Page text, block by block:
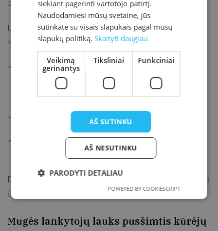
pasiimti namo tą pačią dieną.
Dirbtuvėse naudojamos įvairios priemonės, kurios leidžia
kiekvienam atrasti savo stilių:
mineralinė derva (greitai stingstantis gipso
pagrindo mišinys su akmens masės užpildų
turiniu);
spalvų pigmentai;
blizgučiai, dekoratyvinė folija, spalvoti
akmenėliai ir kiti dekoratyviniai elementai.
Dirbtuves ves ir visomis priemonėmis pasirūpins
„Spalvota
detalė“
Mugės lankytojų lauks pusšimtis kūrėjų
siekiant pagerinti vartotojo patirtį.
Naudodamiesi mūsų svetaine, jūs
sutinkate su visais slapukais pagal mūsų
slapukų politiką.Skaityti daugiau
Veikimą
gerinantys
Tiksliniai Funkciniai
AŠ SUTINKU
AŠ NESUTINKU
PARODYTI DETALIAU
POWERED BY COOKIESCRIPT